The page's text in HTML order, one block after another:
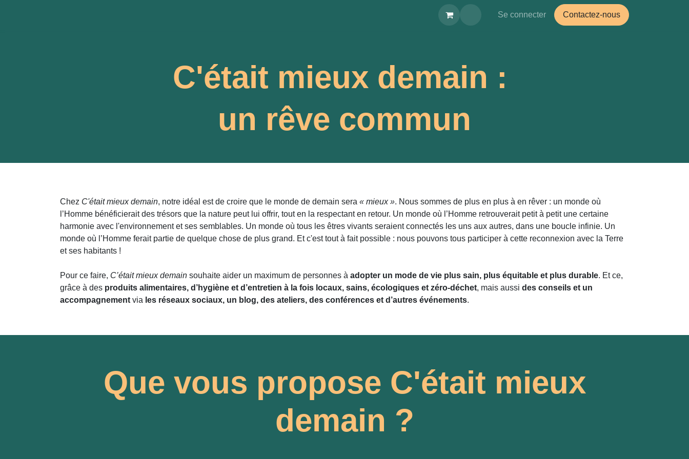
Se connecter Contactez-nous
C'était mieux demain :
un rêve commun
Chez C'était mieux demain, notre idéal est de croire que le monde de demain sera « mieux ». Nous sommes de plus en plus à en rêver : un monde où
l’Homme bénéficierait des trésors que la nature peut lui offrir, tout en la respectant en retour. Un monde où l’Homme retrouverait petit à petit une certaine
harmonie avec l'environnement et ses semblables. Un monde où tous les êtres vivants seraient connectés les uns aux autres, dans une boucle infinie. Un
monde où l’Homme ferait partie de quelque chose de plus grand. Et c'est tout à fait possible : nous pouvons tous participer à cette reconnexion avec la Terre
et ses habitants !
Pour ce faire, C’était mieux demain souhaite aider un maximum de personnes à adopter un mode de vie plus sain, plus équitable et plus durable. Et ce,
grâce à des produits alimentaires, d’hygiène et d’entretien à la fois locaux, sains, écologiques et zéro-déchet, mais aussi des conseils et un
accompagnement via les réseaux sociaux, un blog, des ateliers, des conférences et d’autres événements.
Que vous propose C'était mieux
demain ?